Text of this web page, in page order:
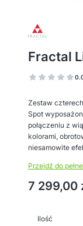
Fractal
Zestaw
Spot
połączeniu z
kolorami,
niesamowite
Przejdź do
Cena
7 299,00
Ilość